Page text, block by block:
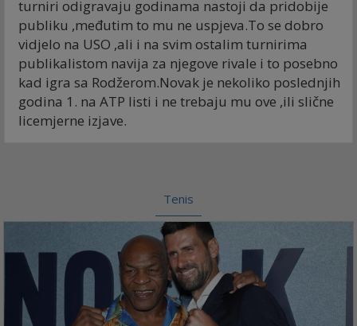
turniri odigravaju godinama nastoji da pridobije
publiku ,međutim to mu ne uspjeva.To se dobro
vidjelo na USO ,ali i na svim ostalim turnirima
publikalistom navija za njegove rivale i to posebno
kad igra sa Rodžerom.Novak je nekoliko poslednjih
godina 1. na ATP listi i ne trebaju mu ove ,ili slične
licemjerne izjave.
Tenis